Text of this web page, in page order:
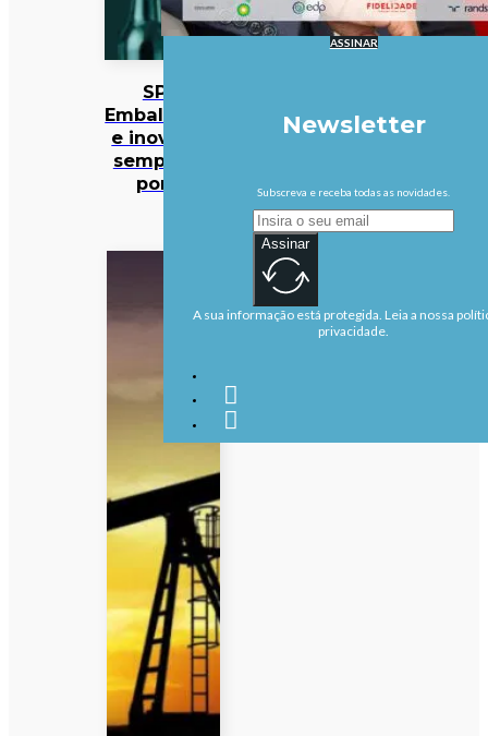
SPV:
Embalagens
e inovação
sempre no
ponto
ASSINAR
Newsletter
Subscreva e receba todas as novidades.
Assinar
A sua informação está protegida. Leia a nossa
privacidade.